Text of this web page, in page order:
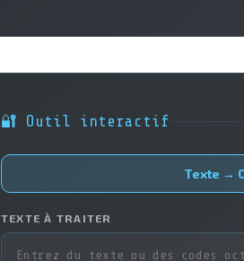
🔐 Outil interactif
Texte →
TEXTE À TRAITER